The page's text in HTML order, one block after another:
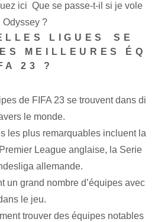
ici Que se passe-t-il si je vole
Odyssey ?
LIGUES⁤ SE
MEILLEURES ÉQ
23 ?
de FIFA 23 se trouvent dans di
le monde.
les plus remarquables incluent la
League anglaise, la Serie
allemande.
un grand nombre d’équipes avec
le jeu.
trouver des équipes notables